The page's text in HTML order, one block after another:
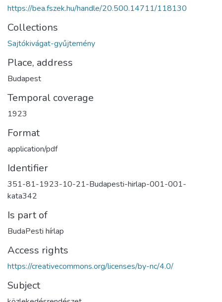
https://bea.fszek.hu/handle/20.500.14711/118130
Collections
Sajtókivágat-gyűjtemény
Place, address
Budapest
Temporal coverage
1923
Format
application/pdf
Identifier
351-81-1923-10-21-Budapesti-hirlap-001-001-
kata342
Is part of
BudaPesti hírlap
Access rights
https://creativecommons.org/licenses/by-nc/4.0/
Subject